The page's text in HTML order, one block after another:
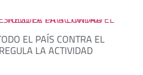
EL PAÍS CONTRA EL
LA ACTIVIDAD